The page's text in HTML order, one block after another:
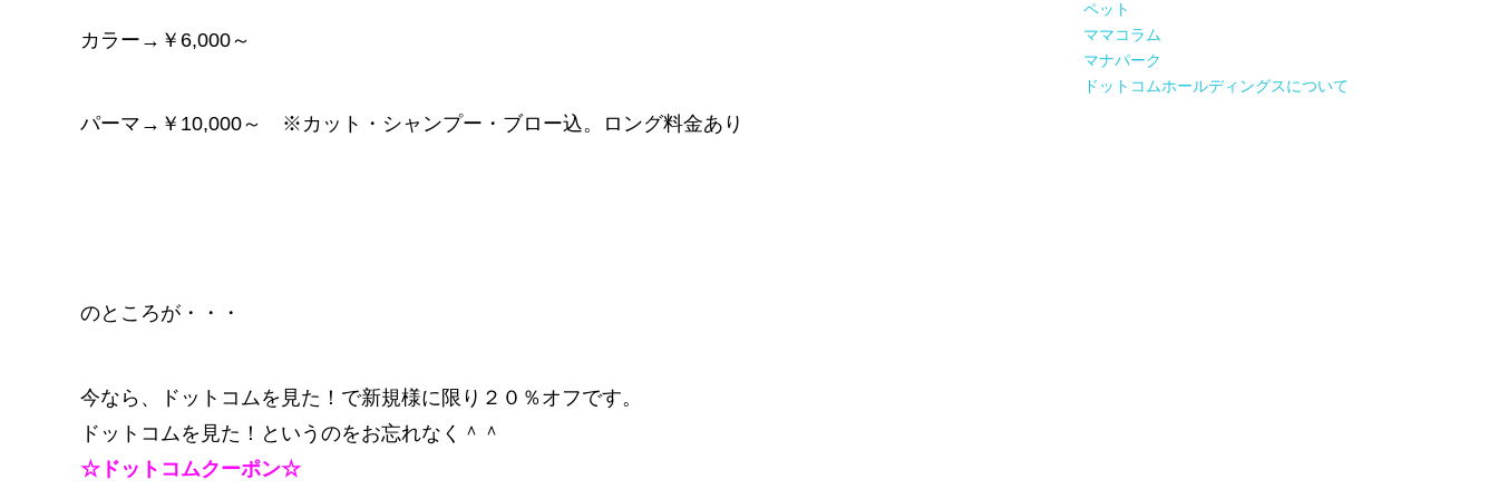
カラー→￥6,000～
パーマ→￥10,000～ ※カット・シャンプー・ブロー込。ロング料金あり
のところが・・・
今なら、ドットコムを見た！で新規様に限り２０％オフです。
ドットコムを見た！というのをお忘れなく＾＾
☆ドットコムクーポン☆
ペット
ママコラム
マナパーク
ドットコムホールディングスについて